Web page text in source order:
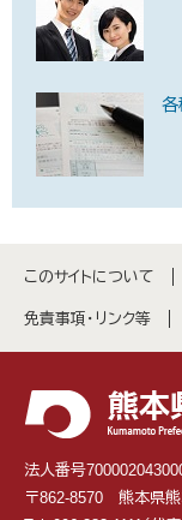
各
このサイトについて
免責事項・リンク等
法人番号
〒862-8570 熊本県